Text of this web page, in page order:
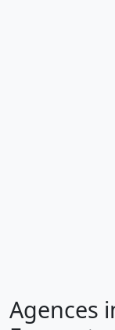
Agences